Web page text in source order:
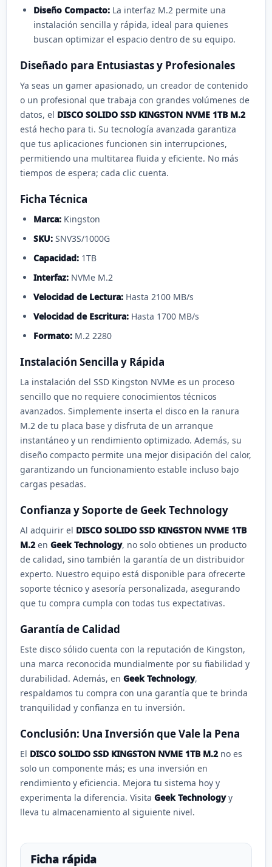
Diseño Compacto: La interfaz M.2 permite una
instalación sencilla y rápida, ideal para quienes
buscan optimizar el espacio dentro de su equipo.
Diseñado para Entusiastas y Profesionales
Ya seas un gamer apasionado, un creador de contenido
o un profesional que trabaja con grandes volúmenes de
datos, el DISCO SOLIDO SSD KINGSTON NVME 1TB M.2
está hecho para ti. Su tecnología avanzada garantiza
que tus aplicaciones funcionen sin interrupciones,
permitiendo una multitarea fluida y eficiente. No más
tiempos de espera; cada clic cuenta.
Ficha Técnica
Marca: Kingston
SKU: SNV3S/1000G
Capacidad: 1TB
Interfaz: NVMe M.2
Velocidad de Lectura: Hasta 2100 MB/s
Velocidad de Escritura: Hasta 1700 MB/s
Formato: M.2 2280
Instalación Sencilla y Rápida
La instalación del SSD Kingston NVMe es un proceso
sencillo que no requiere conocimientos técnicos
avanzados. Simplemente inserta el disco en la ranura
M.2 de tu placa base y disfruta de un arranque
instantáneo y un rendimiento optimizado. Además, su
diseño compacto permite una mejor disipación del calor,
garantizando un funcionamiento estable incluso bajo
cargas pesadas.
Confianza y Soporte de Geek Technology
Al adquirir el DISCO SOLIDO SSD KINGSTON NVME 1TB
M.2en Geek Technology, no solo obtienes un producto
de calidad, sino también la garantía de un distribuidor
experto. Nuestro equipo está disponible para ofrecerte
soporte técnico y asesoría personalizada, asegurando
que tu compra cumpla con todas tus expectativas.
Garantía de Calidad
Este disco sólido cuenta con la reputación de Kingston,
una marca reconocida mundialmente por su fiabilidad y
durabilidad. Además, en Geek Technology,
respaldamos tu compra con una garantía que te brinda
tranquilidad y confianza en tu inversión.
Conclusión: Una Inversión que Vale la Pena
El DISCO SOLIDO SSD KINGSTON NVME 1TB M.2no es
solo un componente más; es una inversión en
rendimiento y eficiencia. Mejora tu sistema hoy y
experimenta la diferencia. Visita Geek Technologyy
lleva tu almacenamiento al siguiente nivel.
Ficha rápida